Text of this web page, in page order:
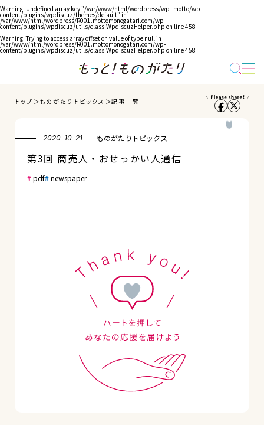
Warning: Undefined array key "/var/www/html/wordpress/wp_motto/wp-
content/plugins/wpdiscuz/themes/default" in
/var/www/html/wordpress/R001.mottomonogatari.com/wp-
content/plugins/wpdiscuz/utils/class.WpdiscuzHelper.php on line458
Warning: Trying to access array offset on value of type null in
/var/www/html/wordpress/R001.mottomonogatari.com/wp-
content/plugins/wpdiscuz/utils/class.WpdiscuzHelper.php on line458
トップ ものがたりトピックス 記事一覧
2020-10-21 ものがたりトピックス
第3回 商売人・おせっかい人通信
pdf newspaper